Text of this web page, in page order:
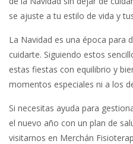
se ajuste a tu estilo de vida y
La Navidad es una época para
cuidarte. Siguiendo estos
estas fiestas con equilibrio y
momentos especiales ni a los
Si necesitas ayuda para
el nuevo año con un plan de
visitarnos en Merchán